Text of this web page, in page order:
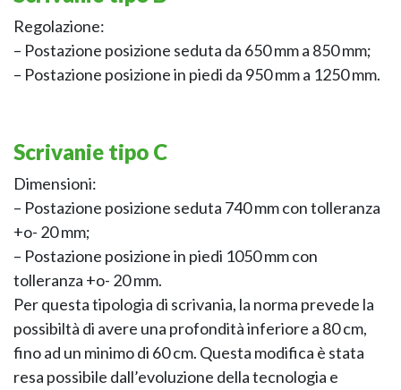
Regolazione:
– Postazione posizione seduta da 650 mm a 850 mm;
– Postazione posizione in piedi da 950 mm a 1250 mm.
Scrivanie tipo C
Dimensioni:
– Postazione posizione seduta 740 mm con tolleranza
+o- 20 mm;
– Postazione posizione in piedi 1050 mm con
tolleranza +o- 20 mm.
Per questa tipologia di scrivania, la norma prevede la
possibiltà di avere una profondità inferiore a 80 cm,
fino ad un minimo di 60 cm. Questa modifica è stata
resa possibile dall’evoluzione della tecnologia e